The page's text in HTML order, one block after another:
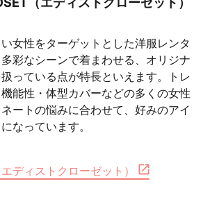
女性をターゲットとした洋服レンタ
彩なシーンで着まわせる、オリジナ
っている点が特長といえます。トレ
能性・体型カバーなどの多くの女性
ートの悩みに合わせて、好みのアイ
なっています。
ディストクローゼット）